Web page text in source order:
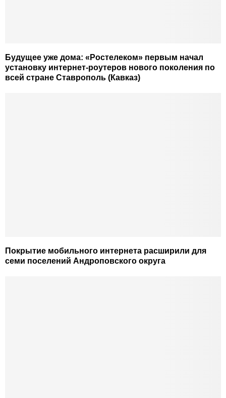
Будущее уже дома: «Ростелеком» первым начал
установку интернет-роутеров нового поколения по
всей стране Ставрополь (Кавказ)
Покрытие мобильного интернета расширили для
семи поселений Андроповского округа